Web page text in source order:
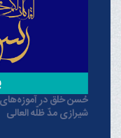
حُسن خلق در آموزه‌های
شیرازی مدّ ظلّه العالی